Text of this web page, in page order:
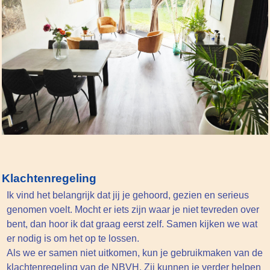
Klachtenregeling
Ik vind het belangrijk dat jij je gehoord, gezien en serieus
genomen voelt. Mocht er iets zijn waar je niet tevreden over
bent, dan hoor ik dat graag eerst zelf. Samen kijken we wat
er nodig is om het op te lossen.
Als we er samen niet uitkomen, kun je gebruikmaken van de
klachtenregeling van de NBVH. Zij kunnen je verder helpen